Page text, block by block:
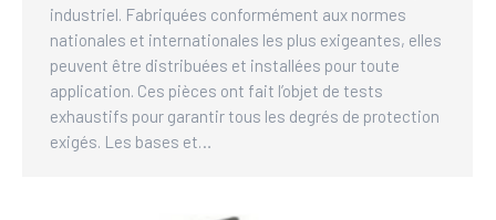
industriel. Fabriquées conformément aux normes
nationales et internationales les plus exigeantes, elles
peuvent être distribuées et installées pour toute
application. Ces pièces ont fait l’objet de tests
exhaustifs pour garantir tous les degrés de protection
exigés. Les bases et…